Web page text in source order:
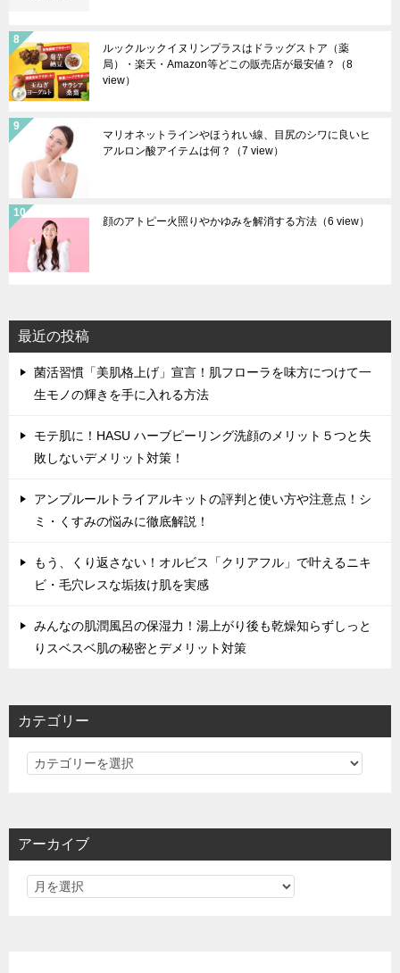
ルックルックイヌリンプラスはドラッグストア（薬
局）・楽天・Amazon等どこの販売店が最安値？
（8
view）
マリオネットラインやほうれい線、目尻のシワに良いヒ
アルロン酸アイテムは何？
（7 view）
顔のアトピー火照りやかゆみを解消する方法 （6 view）
最近の投稿
菌活習慣「美肌格上げ」宣言！肌フローラを味方につけて一
生モノの輝きを手に入れる方法
モテ肌に！HASU ハーブピーリング洗顔のメリット５つと失
敗しないデメリット対策！
アンプルールトライアルキットの評判と使い方や注意点！シ
ミ・くすみの悩みに徹底解説！
もう、くり返さない！オルビス「クリアフル」で叶えるニキ
ビ・毛穴レスな垢抜け肌を実感
みんなの肌潤風呂の保湿力！湯上がり後も乾燥知らずしっと
りスベスベ肌の秘密とデメリット対策
カテゴリー
カ
リ
アーカイブ